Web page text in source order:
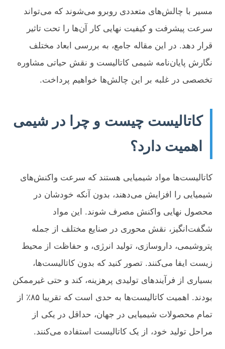
مسیر با چالش‌های متعددی روبرو می‌شوند که می‌تواند
سرعت پیشرفت و کیفیت نهایی کار آن‌ها را تحت تاثیر
قرار دهد. در این مقاله جامع، به بررسی ابعاد مختلف
نگارش پایان‌نامه شیمی کاتالیست و نقش حیاتی مشاوره
تخصصی در غلبه بر این چالش‌ها خواهیم پرداخت.
کاتالیست چیست و چرا در شیمی
اهمیت دارد؟
کاتالیست‌ها مواد شیمیایی هستند که سرعت واکنش‌های
شیمیایی را افزایش می‌دهند، بدون آنکه خودشان در
محصول نهایی واکنش مصرف شوند. این مواد
شگفت‌انگیز، نقش محوری در صنایع مختلف از جمله
پتروشیمی، داروسازی، تولید انرژی، و حفاظت از محیط
زیست ایفا می‌کنند. تصور کنید که بدون کاتالیست‌ها،
بسیاری از فرآیندهای تولیدی پرهزینه، کند و حتی غیرممکن
بودند. اهمیت کاتالیست‌ها به حدی است که تقریبا ۸۵٪ از
تمام محصولات شیمیایی در جهان، حداقل در یکی از
مراحل تولید خود، از یک کاتالیست استفاده می‌کنند.